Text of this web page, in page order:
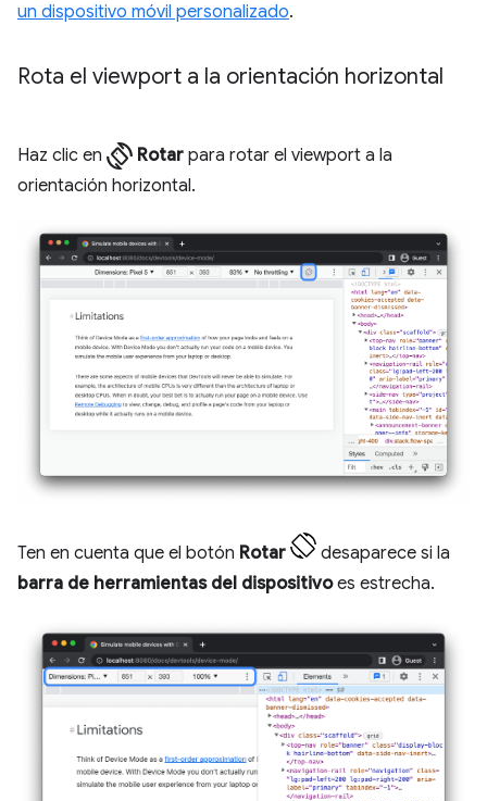
un dispositivo móvil personalizado.
Rota el viewport a la orientación horizontal
Haz clic en screen_rotation Rotar para rotar el viewport a la
orientación horizontal.
Ten en cuenta que el botón Rotar
desaparece si la
barra de herramientas del dispositivoes estrecha.